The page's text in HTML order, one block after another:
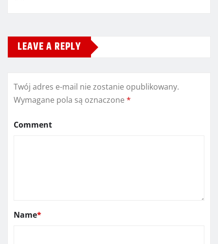
LEAVE A REPLY
Twój adres e-mail nie zostanie opublikowany.
Wymagane pola są oznaczone *
Comment
Name*